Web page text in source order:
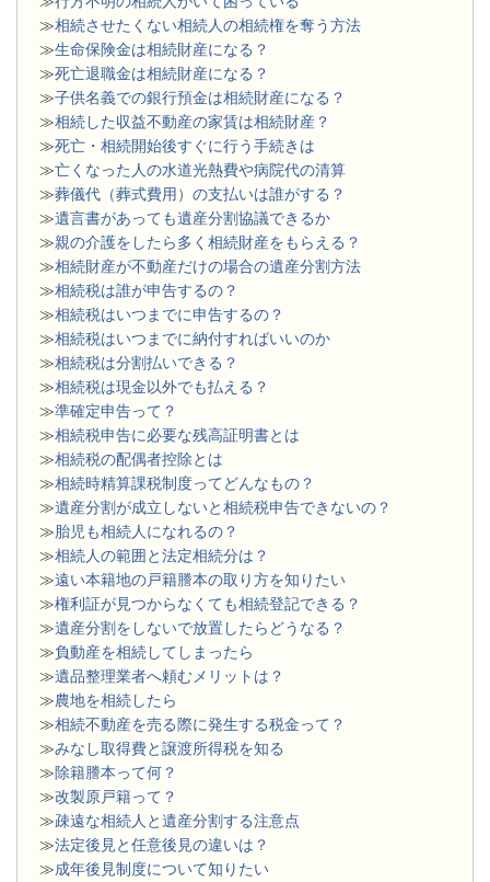
≫相続させたくない相続人の相続権を奪う方法
≫生命保険金は相続財産になる？
≫死亡退職金は相続財産になる？
≫子供名義での銀行預金は相続財産になる？
≫相続した収益不動産の家賃は相続財産？
≫死亡・相続開始後すぐに行う手続きは
≫亡くなった人の水道光熱費や病院代の清算
≫葬儀代（葬式費用）の支払いは誰がする？
≫遺言書があっても遺産分割協議できるか
≫親の介護をしたら多く相続財産をもらえる？
≫相続財産が不動産だけの場合の遺産分割方法
≫相続税は誰が申告するの？
≫相続税はいつまでに申告するの？
≫相続税はいつまでに納付すればいいのか
≫相続税は分割払いできる？
≫相続税は現金以外でも払える？
≫準確定申告って？
≫相続税申告に必要な残高証明書とは
≫相続税の配偶者控除とは
≫相続時精算課税制度ってどんなもの？
≫遺産分割が成立しないと相続税申告できないの？
≫胎児も相続人になれるの？
≫相続人の範囲と法定相続分は？
≫遠い本籍地の戸籍謄本の取り方を知りたい
≫権利証が見つからなくても相続登記できる？
≫遺産分割をしないで放置したらどうなる？
≫負動産を相続してしまったら
≫遺品整理業者へ頼むメリットは？
≫農地を相続したら
≫相続不動産を売る際に発生する税金って？
≫みなし取得費と譲渡所得税を知る
≫除籍謄本って何？
≫改製原戸籍って？
≫疎遠な相続人と遺産分割する注意点
≫法定後見と任意後見の違いは？
≫成年後見制度について知りたい